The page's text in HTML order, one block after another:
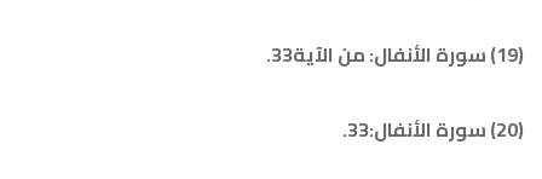
(19) سورة الأنفال: من الآية33.
(20) سورة الأنفال:33.